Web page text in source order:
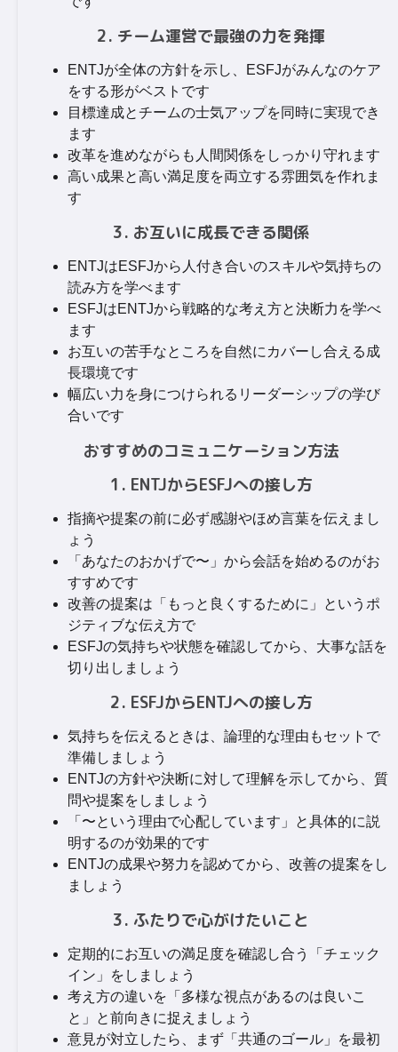
2. チーム運営で最強の力を発揮
ENTJが全体の方針を示し、ESFJがみんなのケア
をする形がベストです
目標達成とチームの士気アップを同時に実現でき
ます
改革を進めながらも人間関係をしっかり守れます
高い成果と高い満足度を両立する雰囲気を作れま
す
3. お互いに成長できる関係
ENTJはESFJから人付き合いのスキルや気持ちの
読み方を学べます
ESFJはENTJから戦略的な考え方と決断力を学べ
ます
お互いの苦手なところを自然にカバーし合える成
長環境です
幅広い力を身につけられるリーダーシップの学び
合いです
おすすめのコミュニケーション方法
1. ENTJからESFJへの接し方
指摘や提案の前に必ず感謝やほめ言葉を伝えまし
ょう
「あなたのおかげで〜」から会話を始めるのがお
すすめです
改善の提案は「もっと良くするために」というポ
ジティブな伝え方で
ESFJの気持ちや状態を確認してから、大事な話を
切り出しましょう
2. ESFJからENTJへの接し方
気持ちを伝えるときは、論理的な理由もセットで
準備しましょう
ENTJの方針や決断に対して理解を示してから、質
問や提案をしましょう
「〜という理由で心配しています」と具体的に説
明するのが効果的です
ENTJの成果や努力を認めてから、改善の提案をし
ましょう
3. ふたりで心がけたいこと
定期的にお互いの満足度を確認し合う「チェック
イン」をしましょう
考え方の違いを「多様な視点があるのは良いこ
と」と前向きに捉えましょう
意見が対立したら、まず「共通のゴール」を最初